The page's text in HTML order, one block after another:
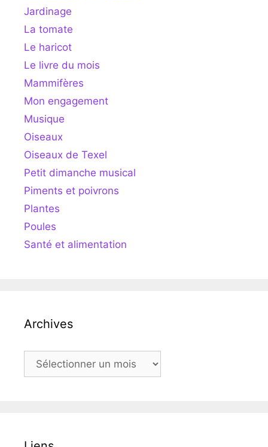
Jardinage
La tomate
Le haricot
Le livre du mois
Mammifères
Mon engagement
Musique
Oiseaux
Oiseaux de Texel
Petit dimanche musical
Piments et poivrons
Plantes
Poules
Santé et alimentation
Archives
Archives